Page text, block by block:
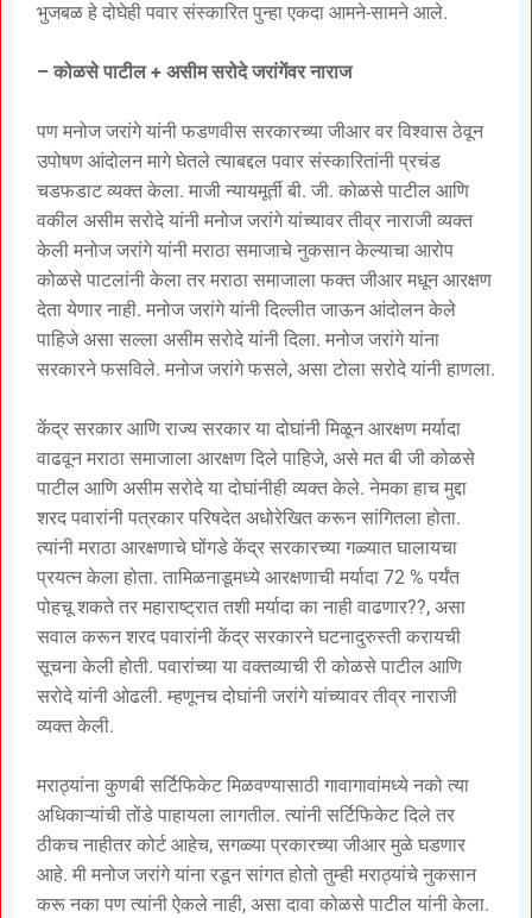
भुजबळ हे दोघेही पवार संस्कारित पुन्हा एकदा आमने-सामने आले.
– कोळसे पाटील + असीम सरोदे जरांगेंवर नाराज
पण मनोज जरांगे यांनी फडणवीस सरकारच्या जीआर वर विश्वास ठेवून
उपोषण आंदोलन मागे घेतले त्याबद्दल पवार संस्कारितांनी प्रचंड
चडफडाट व्यक्त केला. माजी न्यायमूर्ती बी. जी. कोळसे पाटील आणि
वकील असीम सरोदे यांनी मनोज जरांगे यांच्यावर तीव्र नाराजी व्यक्त
केली मनोज जरांगे यांनी मराठा समाजाचे नुकसान केल्याचा आरोप
कोळसे पाटलांनी केला तर मराठा समाजाला फक्त जीआर मधून आरक्षण
देता येणार नाही. मनोज जरांगे यांनी दिल्लीत जाऊन आंदोलन केले
पाहिजे असा सल्ला असीम सरोदे यांनी दिला. मनोज जरांगे यांना
सरकारने फसविले. मनोज जरांगे फसले, असा टोला सरोदे यांनी हाणला.
केंद्र सरकार आणि राज्य सरकार या दोघांनी मिळून आरक्षण मर्यादा
वाढवून मराठा समाजाला आरक्षण दिले पाहिजे, असे मत बी जी कोळसे
पाटील आणि असीम सरोदे या दोघांनीही व्यक्त केले. नेमका हाच मुद्दा
शरद पवारांनी पत्रकार परिषदेत अधोरेखित करून सांगितला होता.
त्यांनी मराठा आरक्षणाचे घोंगडे केंद्र सरकारच्या गळ्यात घालायचा
प्रयत्न केला होता. तामिळनाडूमध्ये आरक्षणाची मर्यादा 72 % पर्यंत
पोहचू शकते तर महाराष्ट्रात तशी मर्यादा का नाही वाढणार??, असा
सवाल करून शरद पवारांनी केंद्र सरकारने घटनादुरुस्ती करायची
सूचना केली होती. पवारांच्या या वक्तव्याची री कोळसे पाटील आणि
सरोदे यांनी ओढली. म्हणूनच दोघांनी जरांगे यांच्यावर तीव्र नाराजी
व्यक्त केली.
मराठ्यांना कुणबी सर्टिफिकेट मिळवण्यासाठी गावागावांमध्ये नको त्या
अधिकाऱ्यांची तोंडे पाहायला लागतील. त्यांनी सर्टिफिकेट दिले तर
ठीकच नाहीतर कोर्ट आहेच, सगळ्या प्रकारच्या जीआर मुळे घडणार
आहे. मी मनोज जरांगे यांना रडून सांगत होतो तुम्ही मराठ्यांचे नुकसान
करू नका पण त्यांनी ऐकले नाही, असा दावा कोळसे पाटील यांनी केला.